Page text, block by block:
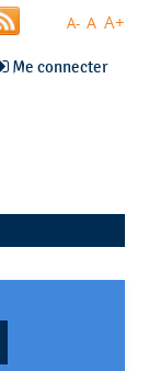
A- A A+
Me connecter